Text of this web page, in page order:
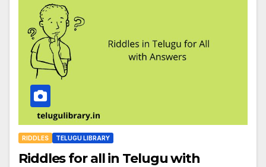
RIDDLES TELUGU LIBRARY
Riddles for all in Telugu with